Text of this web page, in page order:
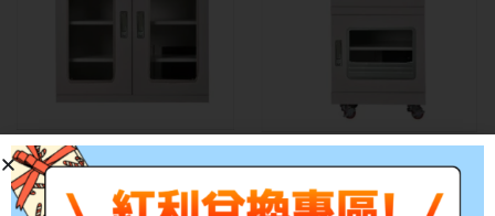
【Dr.storage】
15%-50%RH 工業級電子乾
燥櫃 328公升 ( A15U-315 )
【Dr.storage】
15%-50%RH 工業級電子乾
燥櫃 413公升 ( A15U-400 )